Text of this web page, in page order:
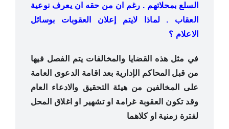
السلع بمحلاتهم . رغم ان من حقه ان يعرف نوعية
العقاب . لماذا ﻻيتم إعلان العقوبات بوسائل
الاعلام ؟
في مثل هذه القضايا والمخالفات يتم الفصل فيها
من قبل المحاكم الإدارية بعد اقامة الدعوى العامة
على المخالفين من هيئة التحقيق والادعاء العام
وقد تكون العقوبة غرامة او تشهير او اغلاق المحل
لفترة زمنية او كلاهما